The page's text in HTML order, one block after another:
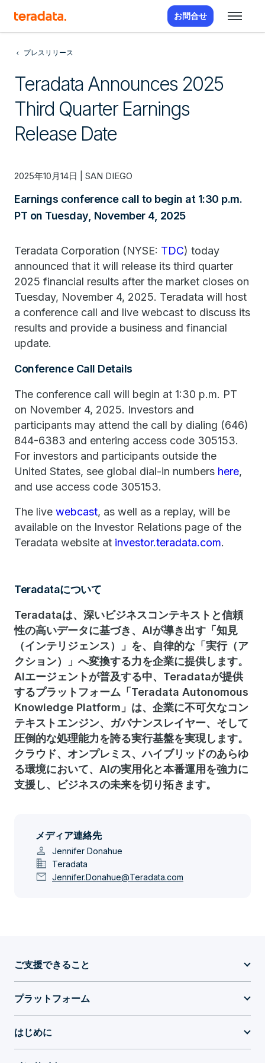
お問合せ
プレスリリース
Teradata Announces 2025
Third Quarter Earnings
Release Date
2025年10月14日 | SAN DIEGO
Earnings conference call to begin at 1:30 p.m.
PT on Tuesday, November 4, 2025
Teradata Corporation (NYSE: TDC) today
announced that it will release its third quarter
2025 financial results after the market closes on
Tuesday, November 4, 2025. Teradata will host
a conference call and live webcast to discuss its
results and provide a business and financial
update.
Conference Call Details
The conference call will begin at 1:30 p.m. PT
on November 4, 2025. Investors and
participants may attend the call by dialing (646)
844-6383 and entering access code 305153.
For investors and participants outside the
United States, see global dial-in numbers here,
and use access code 305153.
The live webcast, as well as a replay, will be
available on the Investor Relations page of the
Teradata website at investor.teradata.com.
Teradataについて
Teradataは、深いビジネスコンテキストと信頼
性の高いデータに基づき、AIが導き出す「知見
（インテリジェンス）」を、自律的な「実行（ア
クション）」へ変換する力を企業に提供します。
AIエージェントが普及する中、Teradataが提供
するプラットフォーム「Teradata Autonomous
Knowledge Platform」は、企業に不可欠なコン
テキストエンジン、ガバナンスレイヤー、そして
圧倒的な処理能力を誇る実行基盤を実現します。
クラウド、オンプレミス、ハイブリッドのあらゆ
る環境において、AIの実用化と本番運用を強力に
支援し、ビジネスの未来を切り拓きます。
メディア連絡先
person Jennifer Donahue
domain Teradata
mail Jennifer.Donahue@Teradata.com
ご支援できること
プラットフォーム
はじめに